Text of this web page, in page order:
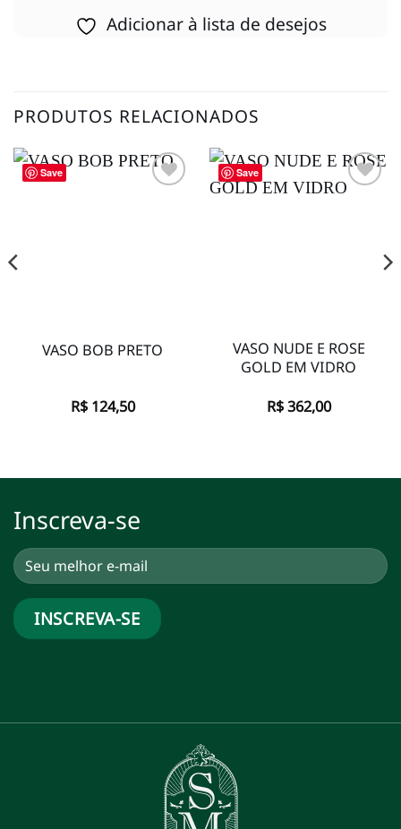
Adicionar à lista de desejos
PRODUTOS RELACIONADOS
Save
VASO BOB PRETO
R$124,50
Save
VASO NUDE E ROSE
GOLD EM VIDRO
R$362,00
Inscreva-se